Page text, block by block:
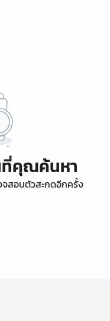
ที่คุณค้นหา
จสอบตัวสะกดอีกครั้ง